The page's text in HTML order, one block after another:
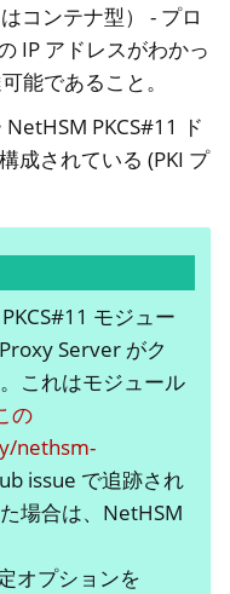
コンテナ型） - プロ
IP アドレスがわかっ
能であること。
PKCS#11 ド
成されている (PKI プ
モジュー
Server がク
これはモジュール
の
nethsm-
issue で追跡され
場合は、NetHSM
オプションを